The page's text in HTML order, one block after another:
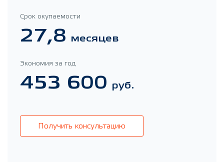
Срок окупаемости
27,8 месяцев
Экономия за год
453 600 руб.
Получить консультацию